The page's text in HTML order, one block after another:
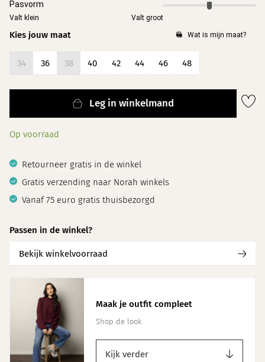
Kies jouw maat
34 36 38 40 42 44 46 48
Leg in winkelmand
Op voorraad
Retourneer gratis in de winkel
Gratis verzending naar Norah winkels
Vanaf 75 euro gratis thuisbezorgd
Passen in de winkel?
Bekijk winkelvoorraad
Maak je outfit compleet
Shop de look
Kijk verder